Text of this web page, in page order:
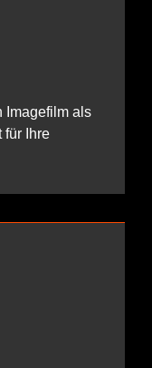
Imagefilm als
für Ihre